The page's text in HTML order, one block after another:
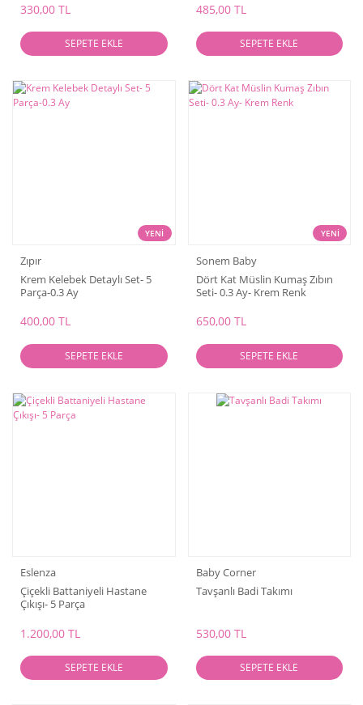
330,00 TL
SEPETE EKLE
485,00 TL
SEPETE EKLE
YENİ
Zıpır
Krem Kelebek Detaylı Set- 5
Parça-0.3 Ay
400,00 TL
SEPETE EKLE
YENİ
Sonem Baby
Dört Kat Müslin Kumaş Zıbın
Seti- 0.3 Ay- Krem Renk
650,00 TL
SEPETE EKLE
Eslenza
Çiçekli Battaniyeli Hastane
Çıkışı- 5 Parça
1.200,00 TL
SEPETE EKLE
Baby Corner
Tavşanlı Badi Takımı
530,00 TL
SEPETE EKLE